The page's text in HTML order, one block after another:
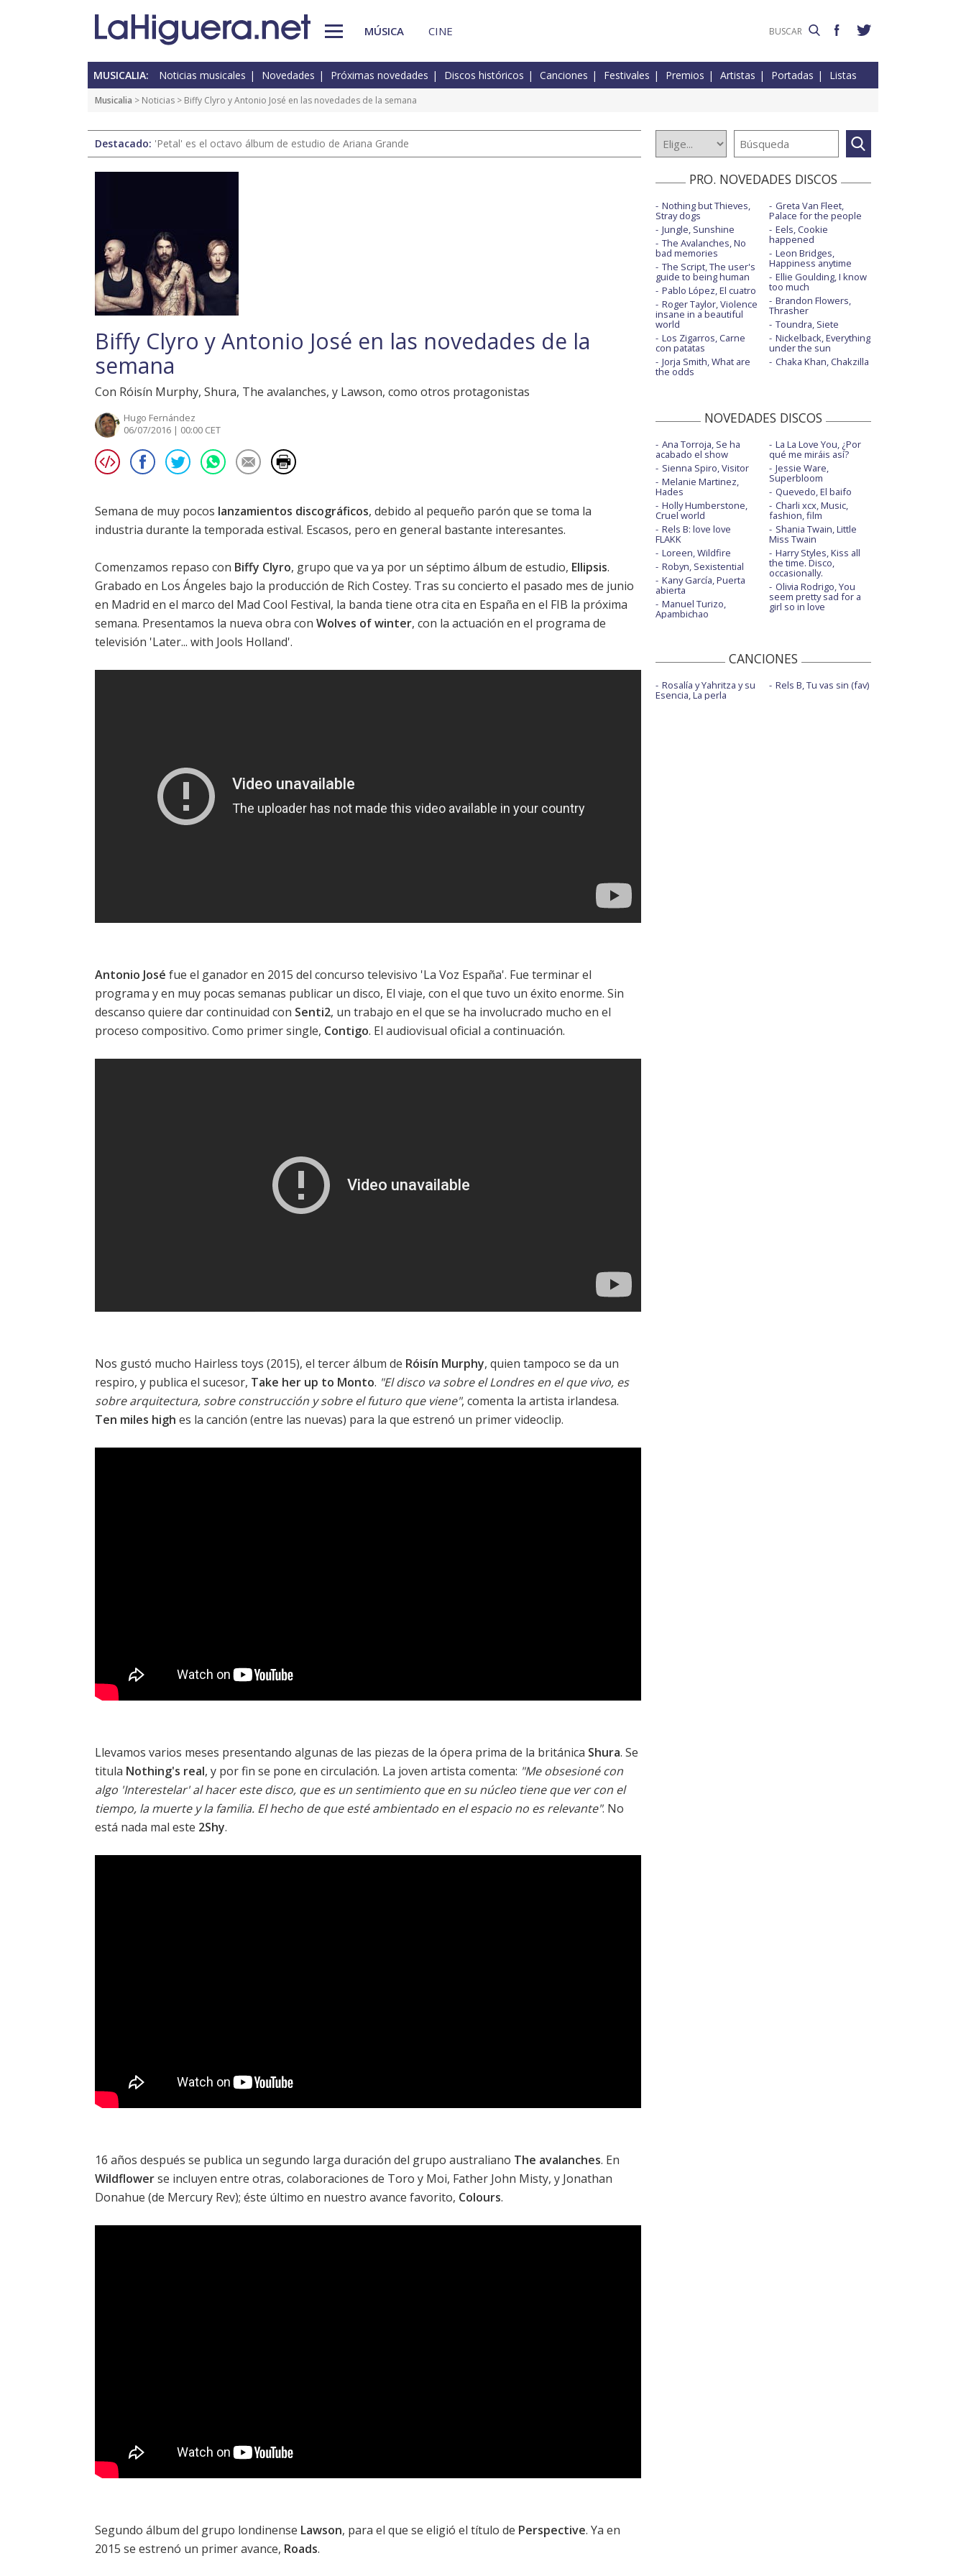
MÚSICA CINE
MUSICALIA: Noticias musicales Novedades Próximas novedades Discos históricos Canciones Festivales Premios Artistas Portadas Listas
Musicalia > Noticias > Biffy Clyro y Antonio José en las novedades de la semana
Destacado: 'Petal' es el octavo álbum de estudio de Ariana Grande
Biffy Clyro y Antonio José en las novedades de la
semana
Con Róisín Murphy, Shura, The avalanches, y Lawson, como otros protagonistas
Hugo Fernández
06/07/2016 | 00:00 CET
Semana de muy pocos lanzamientos discográficos, debido al pequeño parón que se toma la
industria durante la temporada estival. Escasos, pero en general bastante interesantes.
Comenzamos repaso con Biffy Clyro, grupo que va ya por un séptimo álbum de estudio, Ellipsis.
Grabado en Los Ángeles bajo la producción de Rich Costey. Tras su concierto el pasado mes de junio
en Madrid en el marco del Mad Cool Festival, la banda tiene otra cita en España en el FIB la próxima
semana. Presentamos la nueva obra con Wolves of winter, con la actuación en el programa de
televisión 'Later... with Jools Holland'.
Antonio José fue el ganador en 2015 del concurso televisivo 'La Voz España'. Fue terminar el
programa y en muy pocas semanas publicar un disco, El viaje, con el que tuvo un éxito enorme. Sin
descanso quiere dar continuidad con Senti2, un trabajo en el que se ha involucrado mucho en el
proceso compositivo. Como primer single, Contigo. El audiovisual oficial a continuación.
Nos gustó mucho Hairless toys (2015), el tercer álbum de Róisín Murphy, quien tampoco se da un
respiro, y publica el sucesor, Take her up to Monto. "El disco va sobre el Londres en el que vivo, es
sobre arquitectura, sobre construcción y sobre el futuro que viene", comenta la artista irlandesa.
Ten miles high es la canción (entre las nuevas) para la que estrenó un primer videoclip.
Llevamos varios meses presentando algunas de las piezas de la ópera prima de la británica Shura. Se
titula Nothing's real, y por fin se pone en circulación. La joven artista comenta: "Me obsesioné con
algo 'Interestelar' al hacer este disco, que es un sentimiento que en su núcleo tiene que ver con el
tiempo, la muerte y la familia. El hecho de que esté ambientado en el espacio no es relevante". No
está nada mal este 2Shy.
16 años después se publica un segundo larga duración del grupo australiano The avalanches. En
Wildflowerse incluyen entre otras, colaboraciones de Toro y Moi, Father John Misty, y Jonathan
Donahue (de Mercury Rev); éste último en nuestro avance favorito, Colours.
Segundo álbum del grupo londinense Lawson, para el que se eligió el título de Perspective. Ya en
2015 se estrenó un primer avance, Roads.
PRO. NOVEDADES DISCOS
Nothing but Thieves,
Stray dogs
Jungle, Sunshine
The Avalanches, No
bad memories
The Script, The user's
guide to being human
Pablo López, El cuatro
Roger Taylor, Violence
insane in a beautiful
world
Los Zigarros, Carne
con patatas
Jorja Smith, What are
the odds
Greta Van Fleet,
Palace for the people
Eels, Cookie
happened
Leon Bridges,
Happiness anytime
Ellie Goulding, I know
too much
Brandon Flowers,
Thrasher
Toundra, Siete
Nickelback, Everything
under the sun
Chaka Khan, Chakzilla
NOVEDADES DISCOS
Ana Torroja, Se ha
acabado el show
Sienna Spiro, Visitor
Melanie Martinez,
Hades
Holly Humberstone,
Cruel world
Rels B: love love
FLAKK
Loreen, Wildfire
Robyn, Sexistential
Kany García, Puerta
abierta
Manuel Turizo,
Apambichao
La La Love You, ¿Por
qué me miráis así?
Jessie Ware,
Superbloom
Quevedo, El baifo
Charli xcx, Music,
fashion, film
Shania Twain, Little
Miss Twain
Harry Styles, Kiss all
the time. Disco,
occasionally.
Olivia Rodrigo, You
seem pretty sad for a
girl so in love
CANCIONES
Rosalía y Yahritza y su
Esencia, La perla
Rels B, Tu vas sin (fav)